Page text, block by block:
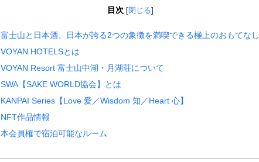
目次 [閉じる]
富士山と日本酒、日本が誇る2つの象徴を満喫できる極上のおもてなし
VOYAN HOTELSとは
VOYAN Resort 富士山中湖・月湖荘について
SWA【SAKE WORLD協会】とは
KANPAI Series【Love 愛／Wisdom 知／Heart 心】
NFT作品情報
本会員権で宿泊可能なルーム